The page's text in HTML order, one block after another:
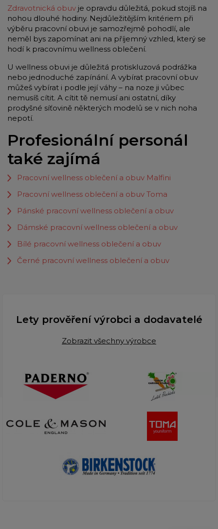
Zdravotnická obuv je opravdu důležitá, pokud stojíš na
nohou dlouhé hodiny. Nejdůležitějším kritériem při
výběru pracovní obuvi je samozřejmě pohodlí, ale
neměl bys zapomínat ani na příjemný vzhled, který se
hodí k pracovnímu wellness oblečení.
U wellness obuvi je důležitá protiskluzová podrážka
nebo jednoduché zapínání. A vybírat pracovní obuv
můžeš vybírat i podle její váhy – na noze ji vůbec
nemusíš cítit. A cítit tě nemusí ani ostatní, díky
prodyšné síťovině některých modelů se v nich noha
nepotí.
Profesionální personál
také zajímá
Pracovní wellness oblečení a obuv Malfini
Pracovní wellness oblečení a obuv Toma
Pánské pracovní wellness oblečení a obuv
Dámské pracovní wellness oblečení a obuv
Bílé pracovní wellness oblečení a obuv
Černé pracovní wellness oblečení a obuv
Lety prověření výrobci a dodavatelé
Zobrazit všechny výrobce